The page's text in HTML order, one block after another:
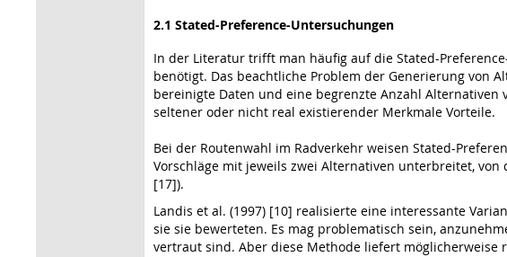
2.1 Stated-Preference-Untersuchungen
In der Literatur trifft man häufig auf die Stated-
benötigt. Das beachtliche Problem der Generierung von
bereinigte Daten und eine begrenzte Anzahl
seltener oder nicht real existierender Merkmale Vorteile.
Bei der Routenwahl im Radverkehr weisen Stated-
Vorschläge mit jeweils zwei Alternativen unterbreitet, von
[17]).
Landis et al. (1997) [10] realisierte eine interessante
sie sie bewerteten. Es mag problematisch sein,
vertraut sind. Aber diese Methode liefert möglicherweise